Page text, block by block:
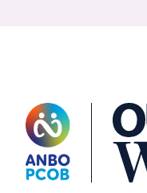
OuderENwijzer